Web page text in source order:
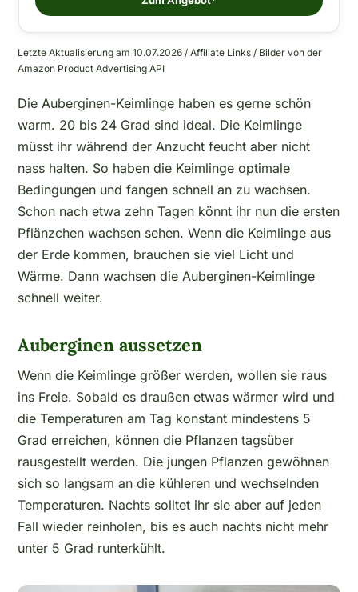
Letzte Aktualisierung am 10.07.2026 / Affiliate Links / Bilder von der
Amazon Product Advertising API
Die Auberginen-Keimlinge haben es gerne schön
warm. 20 bis 24 Grad sind ideal. Die Keimlinge
müsst ihr während der Anzucht feucht aber nicht
nass halten. So haben die Keimlinge optimale
Bedingungen und fangen schnell an zu wachsen.
Schon nach etwa zehn Tagen könnt ihr nun die ersten
Pflänzchen wachsen sehen. Wenn die Keimlinge aus
der Erde kommen, brauchen sie viel Licht und
Wärme. Dann wachsen die Auberginen-Keimlinge
schnell weiter.
Auberginen aussetzen
Wenn die Keimlinge größer werden, wollen sie raus
ins Freie. Sobald es draußen etwas wärmer wird und
die Temperaturen am Tag konstant mindestens 5
Grad erreichen, können die Pflanzen tagsüber
rausgestellt werden. Die jungen Pflanzen gewöhnen
sich so langsam an die kühleren und wechselnden
Temperaturen. Nachts solltet ihr sie aber auf jeden
Fall wieder reinholen, bis es auch nachts nicht mehr
unter 5 Grad runterkühlt.